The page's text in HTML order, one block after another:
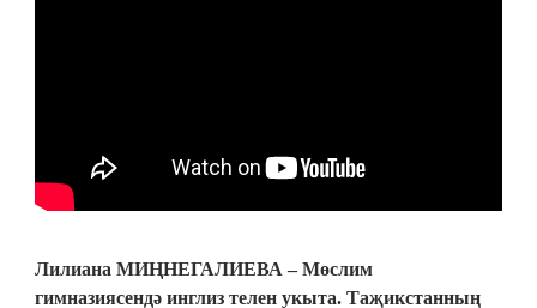
Лилиана МИҢНЕГАЛИЕВА – Мөслим
гимназиясендә инглиз телен укыта. Таҗикстанның